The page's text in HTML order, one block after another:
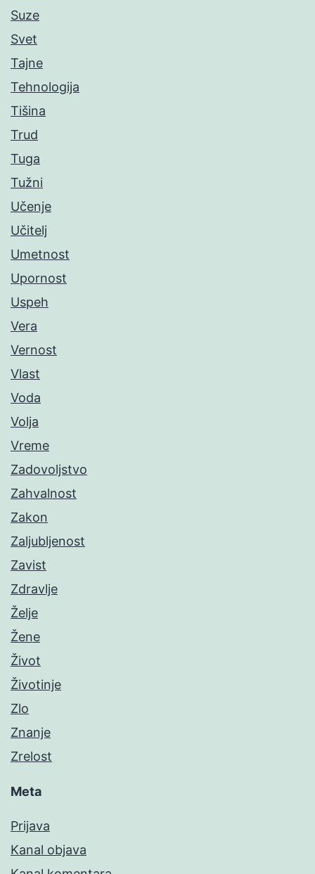
Suze
Svet
Tajne
Tehnologija
Tišina
Trud
Tuga
Tužni
Učenje
Učitelj
Umetnost
Upornost
Uspeh
Vera
Vernost
Vlast
Voda
Volja
Vreme
Zadovoljstvo
Zahvalnost
Zakon
Zaljubljenost
Zavist
Zdravlje
Želje
Žene
Život
Životinje
Zlo
Znanje
Zrelost
Meta
Prijava
Kanal objava